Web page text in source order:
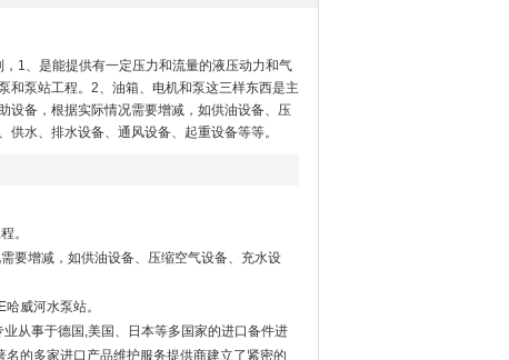
1、是能提供有一定压力和流量的液压动力和气
和泵站工程。2、油箱、电机和泵这三样东西是主
设备，根据实际情况需要增减，如供油设备、压
供水、排水设备、通风设备、起重设备等等。
。
要增减，如供油设备、压缩空气设备、充水设
威河水泵站。
从事于德国,美国、日本等多国家的进口备件进
的多家进口产品维护服务提供商建立了紧密的